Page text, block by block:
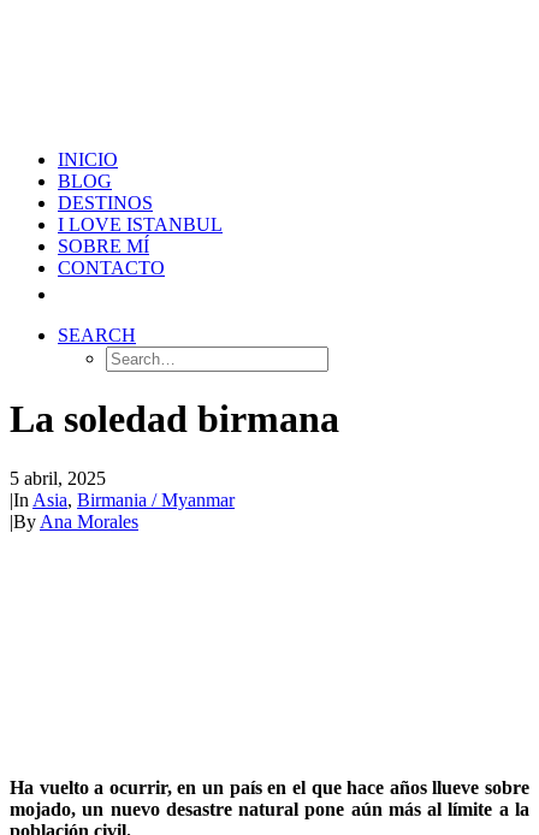
INICIO
BLOG
DESTINOS
I LOVE ISTANBUL
SOBRE MÍ
CONTACTO
SEARCH
La soledad birmana
5 abril, 2025
|In Asia, Birmania / Myanmar
|By Ana Morales
Ha vuelto a ocurrir, en un país en el que hace años llueve sobre
mojado, un nuevo desastre natural pone aún más al límite a la